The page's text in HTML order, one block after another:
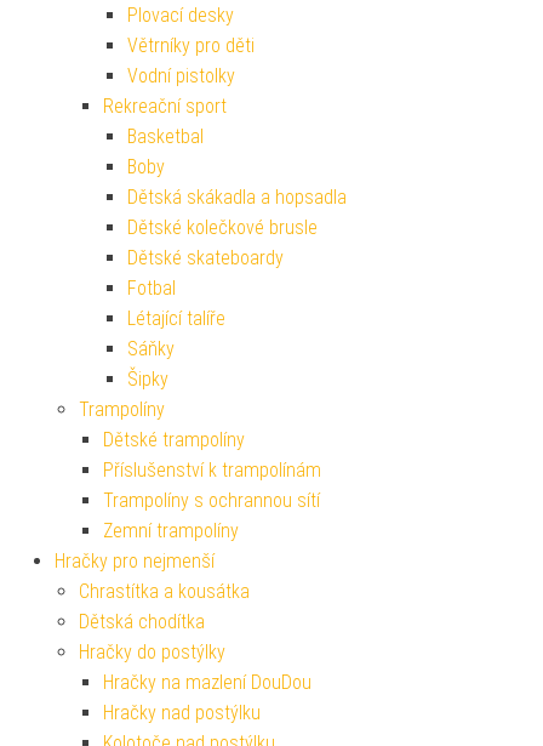
Plovací desky
Větrníky pro děti
Vodní pistolky
Rekreační sport
Basketbal
Boby
Dětská skákadla a hopsadla
Dětské kolečkové brusle
Dětské skateboardy
Fotbal
Létající talíře
Sáňky
Šipky
Trampolíny
Dětské trampolíny
Příslušenství k trampolínám
Trampolíny s ochrannou sítí
Zemní trampolíny
Hračky pro nejmenší
Chrastítka a kousátka
Dětská chodítka
Hračky do postýlky
Hračky na mazlení DouDou
Hračky nad postýlku